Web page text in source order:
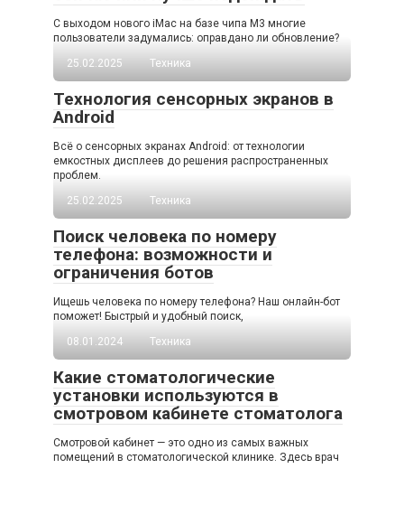
С выходом нового iMac на базе чипа M3 многие
пользователи задумались: оправдано ли обновление?
25.02.2025
Техника
Технология сенсорных экранов в
Android
Всё о сенсорных экранах Android: от технологии
емкостных дисплеев до решения распространенных
проблем.
25.02.2025
Техника
Поиск человека по номеру
телефона: возможности и
ограничения ботов
Ищешь человека по номеру телефона? Наш онлайн-бот
поможет! Быстрый и удобный поиск,
08.01.2024
Техника
Какие стоматологические
установки используются в
смотровом кабинете стоматолога
Смотровой кабинет — это одно из самых важных
помещений в стоматологической клинике. Здесь врач